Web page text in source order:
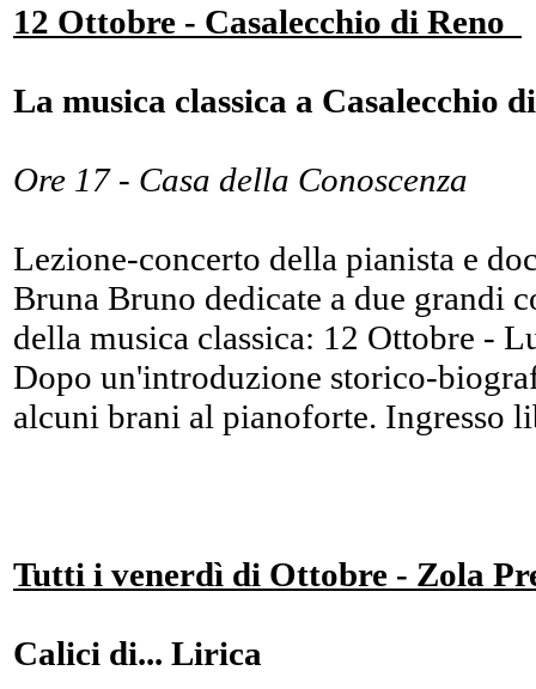
12 Ottobre - Casalecchio di Reno
La musica classica a Casalecchio
Ore 17 - Casa della Conoscenza
Lezione-concerto della pianista e
Bruna Bruno dedicate a due grandi
della musica classica: 12 Ottobre -
Dopo un'introduzione storico-
alcuni brani al pianoforte. Ingresso
Tutti i venerdì di Ottobre - Zola
Calici di... Lirica